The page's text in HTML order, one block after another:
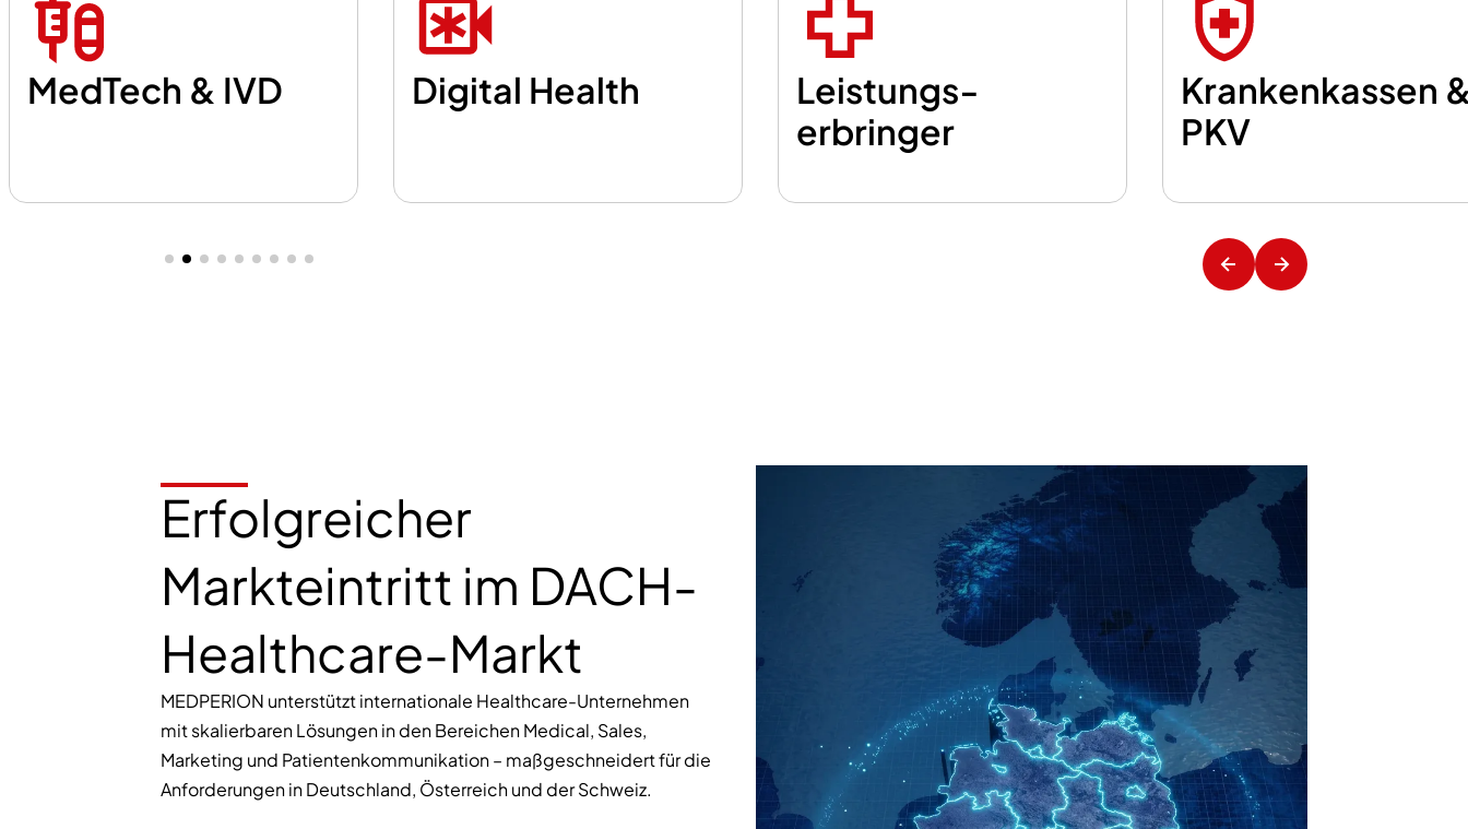
MedTech & IVD Digital Health
Leistungs­
erbringer
Krankenkassen
PKV
Erfolgreicher
Markteintritt im DACH-
Healthcare-Markt
MEDPERION unterstützt internationale Healthcare-Unternehmen
mit skalierbaren Lösungen in den Bereichen Medical, Sales,
Marketing und Patientenkommunikation – maßgeschneidert für die
Anforderungen in Deutschland, Österreich und der Schweiz.